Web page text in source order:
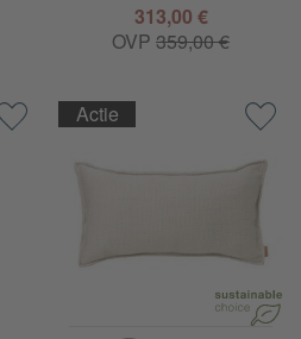
313,00 €
OVP 359,00 €
Actie